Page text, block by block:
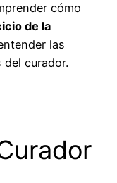
cómo
de la
las
curador.